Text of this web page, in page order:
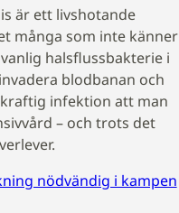
är ett livshotande
många som inte känner
halsflussbakterie i
blodbanan och
infektion att man
– och trots det
nödvändig i kampen